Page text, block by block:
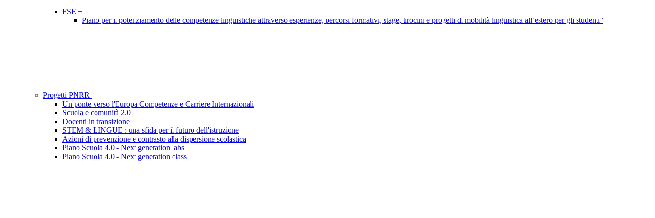
FSE +
Piano per il potenziamento delle competenze linguistiche attraverso esperienze, percorsi formativi, stage, tirocini e progetti di mobilità linguistica all’estero per gli studenti”
Progetti PNRR
Un ponte verso l'Europa Competenze e Carriere Internazionali
Scuola e comunità 2.0
Docenti in transizione
STEM & LINGUE : una sfida per il futuro dell'istruzione
Azioni di prevenzione e contrasto alla dispersione scolastica
Piano Scuola 4.0 - Next generation labs
Piano Scuola 4.0 - Next generation class